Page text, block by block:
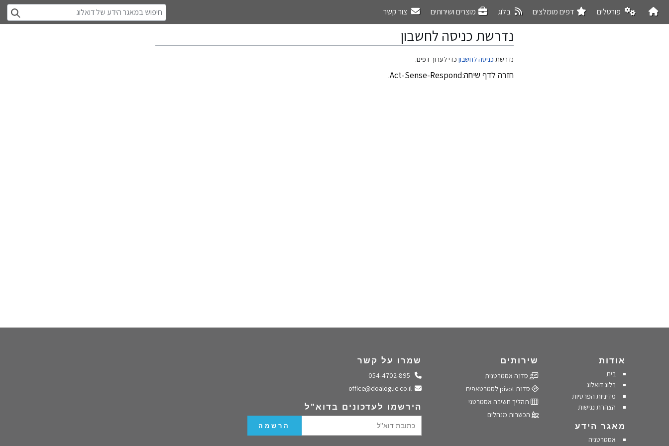
פורטלים דפים מומלצים בלוג מוצרים ושירותים צור קשר
נדרשת כניסה לחשבון
קפיצה
קפיצה
נדרשת כניסה לחשבון כדי לערוך דפים.
חזרה לדף שיחה:Act-Sense-Respond .
אודות
בית
בלוג דואלוג
מדיניות הפרטיות
הצהרת נגישות
מאגר הידע
אסטרטגיה
שירותים
סדנה אסטרטגית
סדנת pivot לסטרטאפים
תהליך חשיבה אסטרטגי
הכשרות מנהלים
שמרו על קשר
התקשרו אלינו
שלחו מייל
הירשמו לעדכונים בדוא"ל